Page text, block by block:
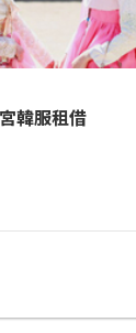
韓服租借